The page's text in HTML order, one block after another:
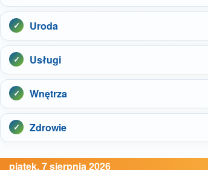
Uroda
Usługi
Wnętrza
Zdrowie
piątek, 7 sierpnia 2026